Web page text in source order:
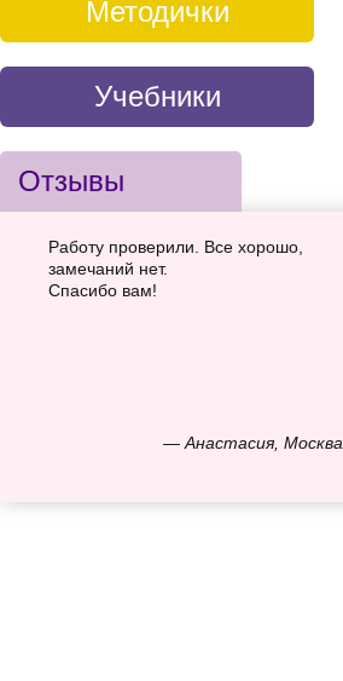
Методички
Учебники
Отзывы
— Анастасия, Москва
Работу проверили. Все хорошо,
замечаний нет.
Спасибо вам!